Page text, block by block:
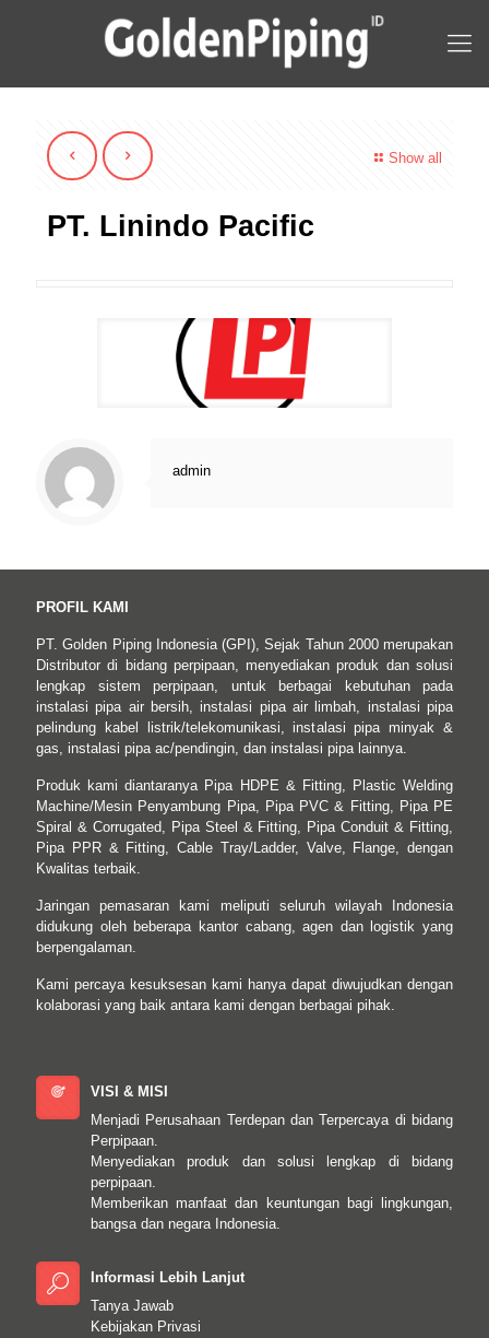
Show all
PT. Linindo Pacific
admin
PROFIL KAMI
PT. Golden Piping Indonesia (GPI), Sejak Tahun 2000 merupakan
Distributor di bidang perpipaan, menyediakan produk dan solusi
lengkap sistem perpipaan, untuk berbagai kebutuhan pada
instalasi pipa air bersih, instalasi pipa air limbah, instalasi pipa
pelindung kabel listrik/telekomunikasi, instalasi pipa minyak &
gas, instalasi pipa ac/pendingin, dan instalasi pipa lainnya.
Produk kami diantaranya Pipa HDPE & Fitting, Plastic Welding
Machine/Mesin Penyambung Pipa, Pipa PVC & Fitting, Pipa PE
Spiral & Corrugated, Pipa Steel & Fitting, Pipa Conduit & Fitting,
Pipa PPR & Fitting, Cable Tray/Ladder, Valve, Flange, dengan
Kwalitas terbaik.
Jaringan pemasaran kami meliputi seluruh wilayah Indonesia
didukung oleh beberapa kantor cabang, agen dan logistik yang
berpengalaman.
Kami percaya kesuksesan kami hanya dapat diwujudkan dengan
kolaborasi yang baik antara kami dengan berbagai pihak.
VISI & MISI
Menjadi Perusahaan Terdepan dan Terpercaya di bidang
Perpipaan.
Menyediakan produk dan solusi lengkap di bidang
perpipaan.
Memberikan manfaat dan keuntungan bagi lingkungan,
bangsa dan negara Indonesia.
Informasi Lebih Lanjut
Tanya Jawab
Kebijakan Privasi